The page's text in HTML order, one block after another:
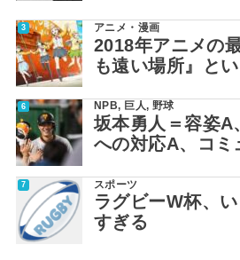
アニメ・漫画
2018年アニメの
も遠い場所』と
NPB, 巨人, 野球
坂本勇人＝容姿A
への対応A、コミ
スポーツ
ラグビーW杯、
すぎる